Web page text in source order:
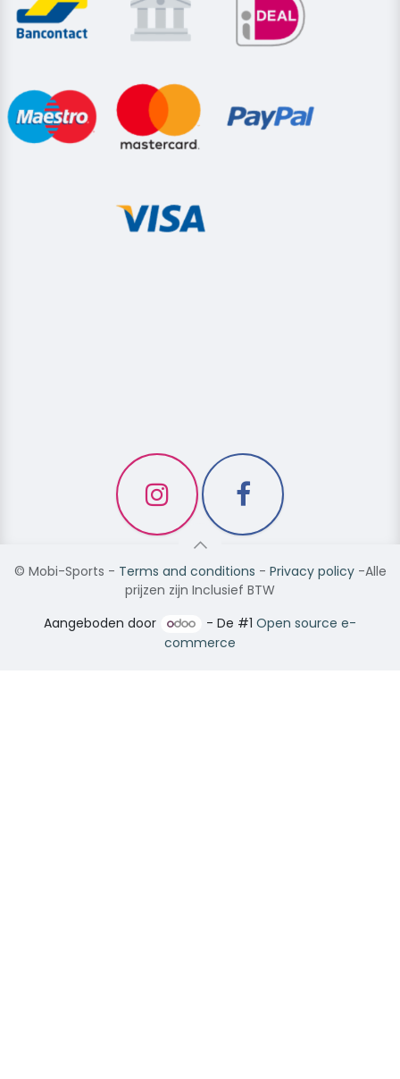
© Mobi-Sports - Terms and conditions - Privacy policy-Alle
prijzen zijn Inclusief BTW
Aangeboden door
- De #1Open source e-
commerce